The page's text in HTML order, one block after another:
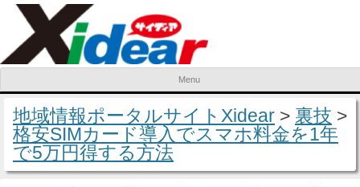
Menu
Skip to content
地域情報ポータルサイトXidear > 裏技 >
格安SIMカード導入でスマホ料金を1年
で5万円得する方法